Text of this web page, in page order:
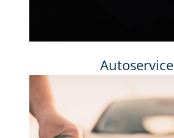
Autoservice